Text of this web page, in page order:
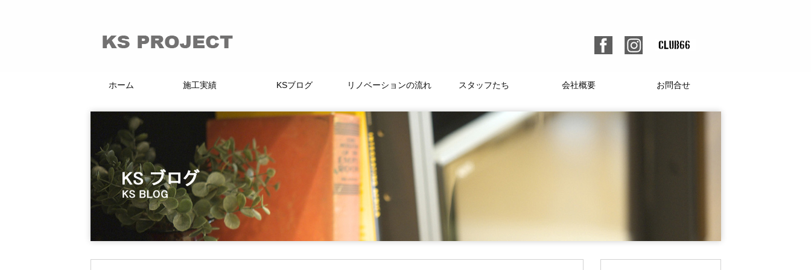
ホーム 施工実績 KSブログ リノベーションの流れ スタッフたち 会社概要 お問合せ